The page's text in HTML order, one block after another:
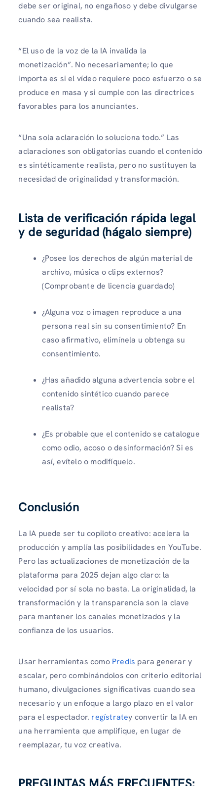
debe ser original, no engañoso y debe divulgarse
cuando sea realista.
“El uso de la voz de la IA invalida la
monetización”. No necesariamente; lo que
importa es si el vídeo requiere poco esfuerzo o se
produce en masa y si cumple con las directrices
favorables para los anunciantes.
“Una sola aclaración lo soluciona todo.” Las
aclaraciones son obligatorias cuando el contenido
es sintéticamente realista, pero no sustituyen la
necesidad de originalidad y transformación.
Lista de verificación rápida legal
y de seguridad (hágalo siempre)
¿Posee los derechos de algún material de
archivo, música o clips externos?
(Comprobante de licencia guardado)
¿Alguna voz o imagen reproduce a una
persona real sin su consentimiento? En
caso afirmativo, elimínela u obtenga su
consentimiento.
¿Has añadido alguna advertencia sobre el
contenido sintético cuando parece
realista?
¿Es probable que el contenido se catalogue
como odio, acoso o desinformación? Si es
así, evítelo o modifíquelo.
Conclusión
La IA puede ser tu copiloto creativo: acelera la
producción y amplía las posibilidades en YouTube.
Pero las actualizaciones de monetización de la
plataforma para 2025 dejan algo claro: la
velocidad por sí sola no basta. La originalidad, la
transformación y la transparencia son la clave
para mantener los canales monetizados y la
confianza de los usuarios.
Usar herramientas comoPredis para generar y
escalar, pero combinándolos con criterio editorial
humano, divulgaciones significativas cuando sea
necesario y un enfoque a largo plazo en el valor
para el espectador. regístratey convertir la IA en
una herramienta que amplifique, en lugar de
reemplazar, tu voz creativa.